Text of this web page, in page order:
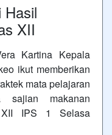
Hasil
XII
Kartina Kepala
ikut memberikan
mata pelajaran
sajian makanan
IPS 1 Selasa